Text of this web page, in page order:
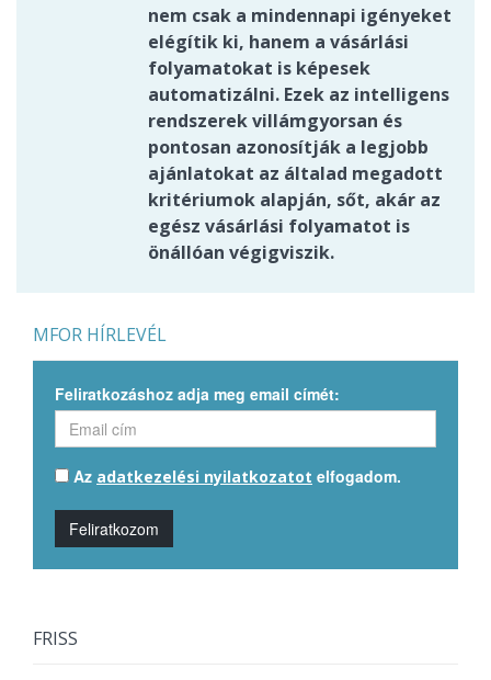
nem csak a mindennapi igényeket
elégítik ki, hanem a vásárlási
folyamatokat is képesek
automatizálni. Ezek az intelligens
rendszerek villámgyorsan és
pontosan azonosítják a legjobb
ajánlatokat az általad megadott
kritériumok alapján, sőt, akár az
egész vásárlási folyamatot is
önállóan végigviszik.
MFOR HÍRLEVÉL
Feliratkozáshoz adja meg email címét:
Az adatkezelési nyilatkozatot elfogadom.
Feliratkozom
FRISS